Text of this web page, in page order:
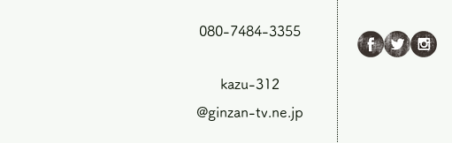
080-7484-3355
kazu-312
@ginzan-tv.ne.jp